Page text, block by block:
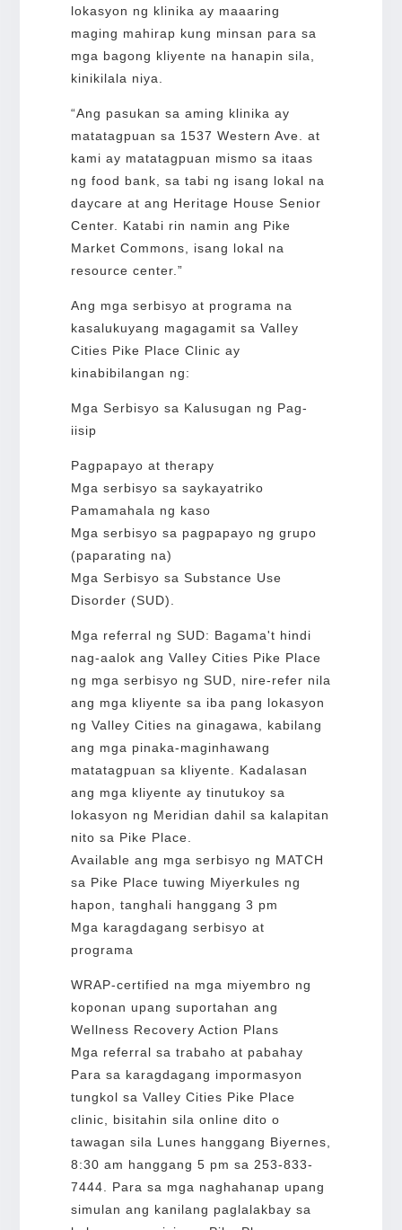
lokasyon ng klinika ay maaaring
maging mahirap kung minsan para sa
mga bagong kliyente na hanapin sila,
kinikilala niya.
“Ang pasukan sa aming klinika ay
matatagpuan sa 1537 Western Ave. at
kami ay matatagpuan mismo sa itaas
ng food bank, sa tabi ng isang lokal na
daycare at ang Heritage House Senior
Center. Katabi rin namin ang Pike
Market Commons, isang lokal na
resource center.”
Ang mga serbisyo at programa na
kasalukuyang magagamit sa Valley
Cities Pike Place Clinic ay
kinabibilangan ng:
Mga Serbisyo sa Kalusugan ng Pag-
iisip
Pagpapayo at therapy
Mga serbisyo sa saykayatriko
Pamamahala ng kaso
Mga serbisyo sa pagpapayo ng grupo
(paparating na)
Mga Serbisyo sa Substance Use
Disorder (SUD).
Mga referral ng SUD: Bagama't hindi
nag-aalok ang Valley Cities Pike Place
ng mga serbisyo ng SUD, nire-refer nila
ang mga kliyente sa iba pang lokasyon
ng Valley Cities na ginagawa, kabilang
ang mga pinaka-maginhawang
matatagpuan sa kliyente. Kadalasan
ang mga kliyente ay tinutukoy sa
lokasyon ng Meridian dahil sa kalapitan
nito sa Pike Place.
Available ang mga serbisyo ng MATCH
sa Pike Place tuwing Miyerkules ng
hapon, tanghali hanggang 3 pm
Mga karagdagang serbisyo at
programa
WRAP-certified na mga miyembro ng
koponan upang suportahan ang
Wellness Recovery Action Plans
Mga referral sa trabaho at pabahay
Para sa karagdagang impormasyon
tungkol sa Valley Cities Pike Place
clinic, bisitahin sila online dito o
tawagan sila Lunes hanggang Biyernes,
8:30 am hanggang 5 pm sa 253-833-
7444. Para sa mga naghahanap upang
simulan ang kanilang paglalakbay sa